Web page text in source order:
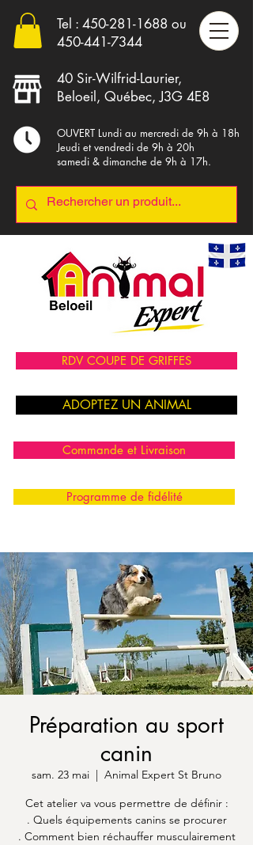
Tel : 450-281-1688 ou
450-441-7344
40 Sir-Wilfrid-Laurier,
Beloeil, Québec, J3G 4E8
OUVERT Lundi au mercredi de 9h à 18h
Jeudi et vendredi de 9h à 20h
samedi & dimanche de 9h à 17h.
RDV COUPE DE GRIFFES
ADOPTEZ UN ANIMAL
Commande et Livraison
Programme de fidélité
Préparation au sport
canin
sam. 23 mai
Animal Expert St Bruno
Cet atelier va vous permettre de définir :
. Quels équipements canins se procurer
. Comment bien réchauffer musculairement